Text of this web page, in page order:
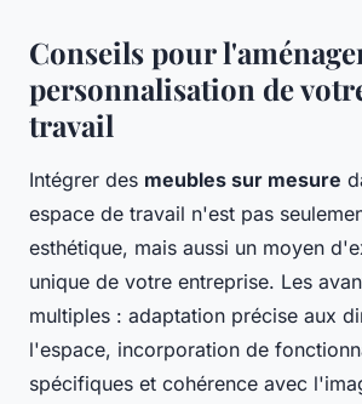
Conseils pour
personnalisation de
travail
Intégrer des meubles sur mesure
espace de travail n'est pas
esthétique, mais aussi un moyen
unique de votre entreprise. Les
multiples : adaptation précise aux
l'espace, incorporation de
spécifiques et cohérence avec